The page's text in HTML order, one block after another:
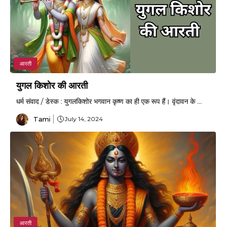
आरती
युगल किशोर की आरती
धर्म संवाद / डेस्क : युगलकिशोर भगवान कृष्ण का ही एक रूप हैं। वृंदावन के ...
Tami July 14, 2024
आरती